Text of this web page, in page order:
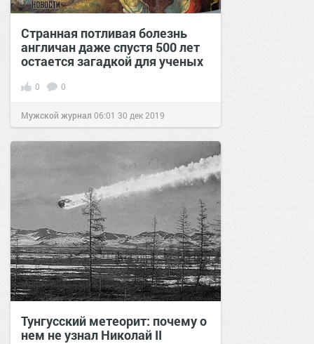
Странная потливая болезнь
англичан даже спустя 500 лет
остается загадкой для ученых
0 0
Мужской журнал 06:01 30 дек 2019
Тунгусский метеорит: почему о
нем не узнал Николай II